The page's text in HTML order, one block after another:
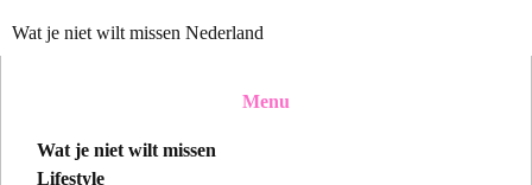
Wat je niet wilt missen Nederland
Menu
Wat je niet wilt missen
Lifestyle